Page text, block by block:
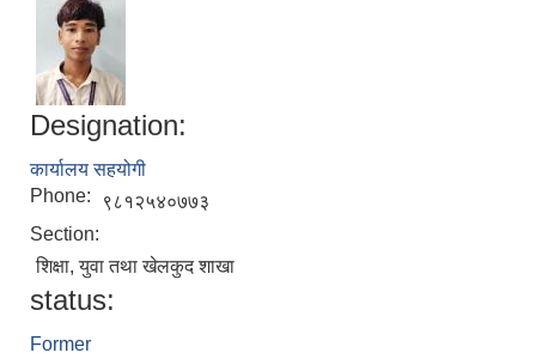
Designation:
कार्यालय सहयोगी
Phone:
९८१२५४०७७३
Section:
शिक्षा, युवा तथा खेलकुद शाखा
status:
Former